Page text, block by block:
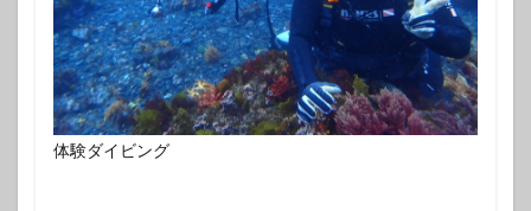
体験ダイビング